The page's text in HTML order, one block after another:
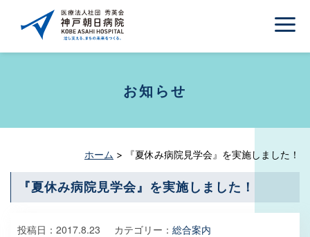
お知らせ
ホーム > 『夏休み病院見学会』を実施しました！
『夏休み病院見学会』を実施しました！
投稿日： 2017.8.23 カテゴリー： 総合案内